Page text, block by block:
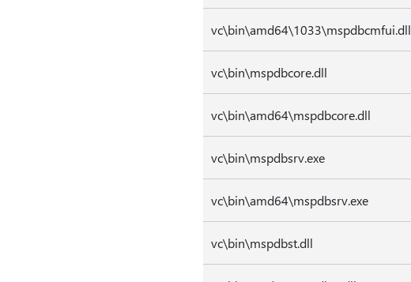
vc\bin\amd64\1033\mspdbcmfui.dll
vc\bin\mspdbcore.dll
vc\bin\amd64\mspdbcore.dll
vc\bin\mspdbsrv.exe
vc\bin\amd64\mspdbsrv.exe
vc\bin\mspdbst.dll